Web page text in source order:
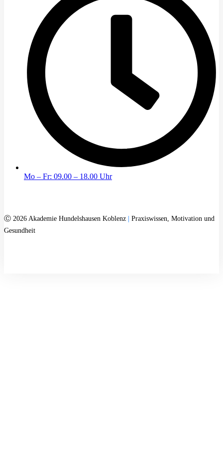
Mo – Fr: 09.00 – 18.00 Uhr
Ⓒ 2026 Akademie Hundelshausen Koblenz | Praxiswissen, Motivation und
Gesundheit